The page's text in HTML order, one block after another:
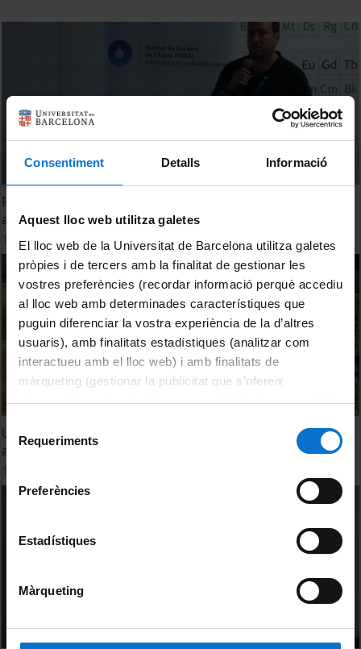
Consentiment Detalls Informació
Aquest lloc web utilitza galetes
El lloc web de la Universitat de Barcelona utilitza galetes
pròpies i de tercers amb la finalitat de gestionar les
vostres preferències (recordar informació perquè accediu
al lloc web amb determinades característiques que
puguin diferenciar la vostra experiència de la d’altres
usuaris), amb finalitats estadístiques (analitzar com
interactueu amb el lloc web) i amb finalitats de
màrqueting (gestionar la publicitat que s’ofereix
adequant-la en funció dels vostres hàbits de navegació).
consultar laPolítica de galetes del lloc web de la
Requeriments
Preferències
Estadístiques
Màrqueting
Potencial de la polarització induïda en la detecció DNAPLs
al subsol. Ruben Garcia Artigas
15 June, 2022
Un equip de la UB col·labora en la recuperació de 74
artefactes armamentístics enterrats durant la Guerra Civil